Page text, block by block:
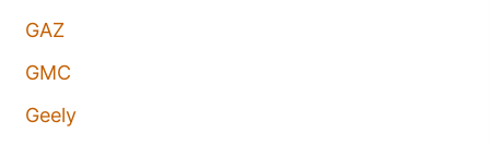
GAZ
GMC
Geely